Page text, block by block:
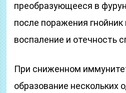
преобразующееся в
после поражения
воспаление и отечность
При сниженном
образование нескольких